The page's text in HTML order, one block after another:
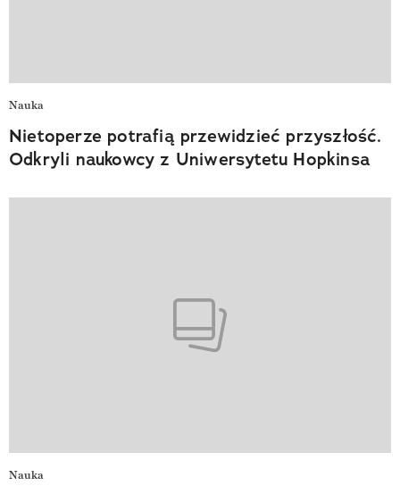
Nauka
Nietoperze potrafią przewidzieć przyszłość.
Odkryli naukowcy z Uniwersytetu Hopkinsa
Nauka